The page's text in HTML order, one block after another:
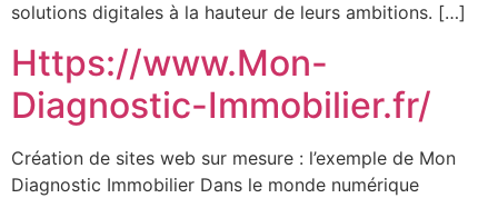
solutions digitales à la hauteur de leurs ambitions. […]
Https://www.Mon-
Diagnostic-Immobilier.fr/
Création de sites web sur mesure : l’exemple de Mon
Diagnostic Immobilier Dans le monde numérique